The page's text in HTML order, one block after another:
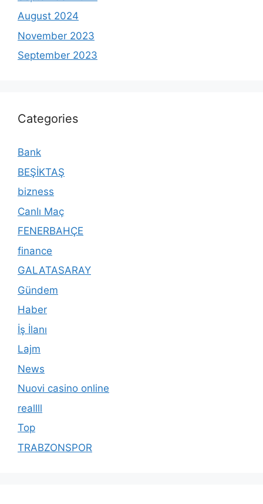
August 2024
November 2023
September 2023
Categories
Bank
BEŞİKTAŞ
bizness
Canlı Maç
FENERBAHÇE
finance
GALATASARAY
Gündem
Haber
İş İlanı
Lajm
News
Nuovi casino online
reallll
Top
TRABZONSPOR